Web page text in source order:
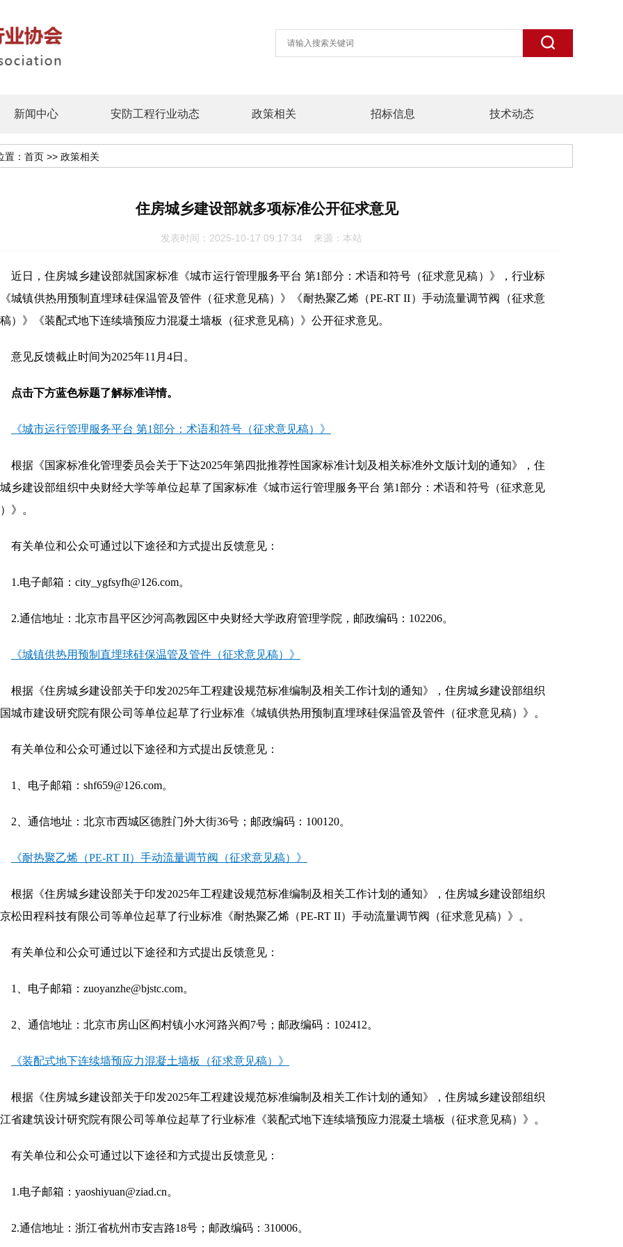
新闻中心 安防工程行业动态 政策相关 招标信息 技术动态
置： 首页 >> 政策相关
住房城乡建设部就多项标准公开征求意见
发表时间：2025-10-17 09:17:34 来源：本站
近日，住房城乡建设部就国家标准《城市运行管理服务平台 第1部分：术语和符号（征求意见稿）》，行业标
城镇供热用预制直埋球硅保温管及管件（征求意见稿）》《耐热聚乙烯（PE-RT II）手动流量调节阀（征求意
）》《装配式地下连续墙预应力混凝土墙板（征求意见稿）》公开征求意见。
意见反馈截止时间为2025年11月4日。
点击下方蓝色标题了解标准详情。
《城市运行管理服务平台 第1部分：术语和符号（征求意见稿）》
根据《国家标准化管理委员会关于下达2025年第四批推荐性国家标准计划及相关标准外文版计划的通知》，住
乡建设部组织中央财经大学等单位起草了国家标准《城市运行管理服务平台 第1部分：术语和符号（征求意见
》。
有关单位和公众可通过以下途径和方式提出反馈意见：
1.电子邮箱：city_ygfsyfh@126.com。
2.通信地址：北京市昌平区沙河高教园区中央财经大学政府管理学院，邮政编码：102206。
《城镇供热用预制直埋球硅保温管及管件（征求意见稿）》
根据《住房城乡建设部关于印发2025年工程建设规范标准编制及相关工作计划的通知》，住房城乡建设部组织
城市建设研究院有限公司等单位起草了行业标准《城镇供热用预制直埋球硅保温管及管件（征求意见稿）》。
有关单位和公众可通过以下途径和方式提出反馈意见：
1、电子邮箱：shf659@126.com。
2、通信地址：北京市西城区德胜门外大街36号；邮政编码：100120。
《耐热聚乙烯（PE-RT II）手动流量调节阀（征求意见稿）》
根据《住房城乡建设部关于印发2025年工程建设规范标准编制及相关工作计划的通知》，住房城乡建设部组织
松田程科技有限公司等单位起草了行业标准《耐热聚乙烯（PE-RT II）手动流量调节阀（征求意见稿）》。
有关单位和公众可通过以下途径和方式提出反馈意见：
1、电子邮箱：zuoyanzhe@bjstc.com。
2、通信地址：北京市房山区阎村镇小水河路兴阎7号；邮政编码：102412。
《装配式地下连续墙预应力混凝土墙板（征求意见稿）》
根据《住房城乡建设部关于印发2025年工程建设规范标准编制及相关工作计划的通知》，住房城乡建设部组织
省建筑设计研究院有限公司等单位起草了行业标准《装配式地下连续墙预应力混凝土墙板（征求意见稿）》。
有关单位和公众可通过以下途径和方式提出反馈意见：
1.电子邮箱：yaoshiyuan@ziad.cn。
2.通信地址：浙江省杭州市安吉路18号；邮政编码：310006。